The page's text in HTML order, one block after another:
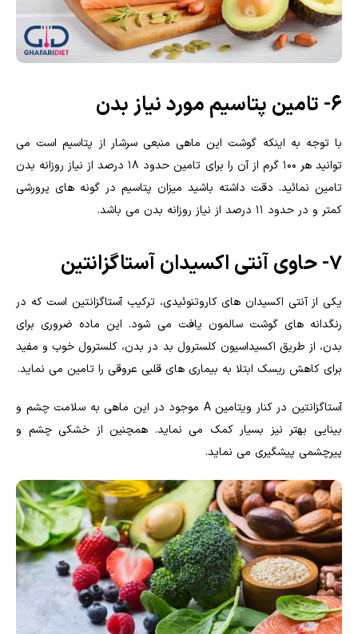
۶- تامین پتاسیم مورد نیاز بدن
با توجه به اینکه گوشت این ماهی منبعی سرشار از پتاسیم است می
توانید هر ۱۰۰ گرم از آن را برای تامین حدود ۱۸ درصد از نیاز روزانه بدن
تامین نمائید. دقت داشته باشید میزان پتاسیم در گونه های پرورشی
کمتر و در حدود ۱۱ درصد از نیاز روزانه بدن می باشد.
۷- حاوی آنتی اکسیدان آستاگزانتین
یکی از آنتی اکسیدان های کاروتنوئیدی، ترکیب آستاگزانتین است که در
رنگدانه های گوشت سالمون یافت می شود. این ماده ضروری برای
بدن، از طریق اکسیداسیون کلسترول بد در بدن، کلسترول خوب و مفید
برای کاهش ریسک ابتلا به بیماری های قلبی عروقی را تامین می نماید.
آستاگزانتین در کنار ویتامین A موجود در این ماهی به سلامت چشم و
بینایی بهتر نیز بسیار کمک می نماید. همچنین از خشکی چشم و
پیرچشمی پیشگیری می نماید.